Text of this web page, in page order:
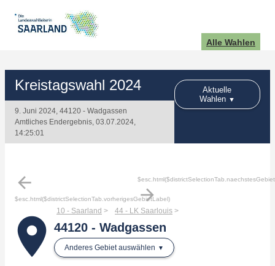
Alle Wahlen
Kreistagswahl 2024
9. Juni 2024, 44120 - Wadgassen
Amtliches Endergebnis, 03.07.2024,
14:25:01
Aktuelle
Wahlen
arrow_back
$esc.html($districtSelectionTab.vorherigesGebietLabel)
arrow_forward
place
10 - Saarland 44 - LK Saarlouis
44120 - Wadgassen
Anderes Gebiet auswählen